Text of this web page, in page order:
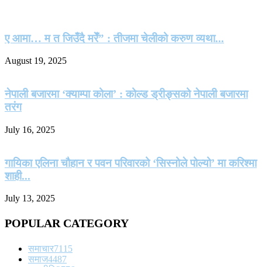
ए आमा… म त जिउँदै मरेँ” : तीजमा चेलीको करुण व्यथा...
August 19, 2025
नेपाली बजारमा ‘क्याम्पा कोला’ : कोल्ड ड्रीङ्सको नेपाली बजारमा
तरंग
July 16, 2025
गायिका एलिना चौहान र पवन परिवारको ‘सिस्नोले पोल्यो’ मा करिश्मा
शाही...
July 13, 2025
POPULAR CATEGORY
समाचार7115
समाज4487